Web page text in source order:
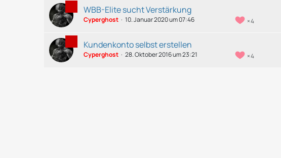
WBB-Elite sucht Verstärkung
4
Cyperghost 10. Januar 2020 um 07:46
Kundenkonto selbst erstellen
4
Cyperghost 28. Oktober 2016 um 23:21